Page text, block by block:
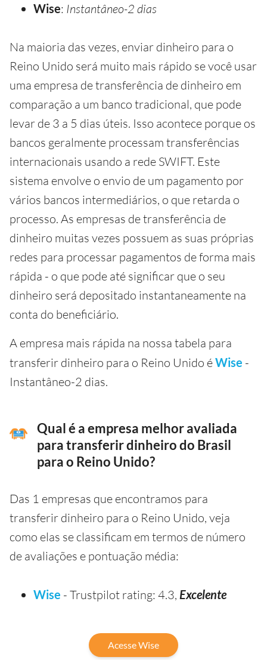
Wise: Instantâneo-2 dias
Na maioria das vezes, enviar dinheiro para o
Reino Unido será muito mais rápido se você usar
uma empresa de transferência de dinheiro em
comparação a um banco tradicional, que pode
levar de 3 a 5 dias úteis. Isso acontece porque os
bancos geralmente processam transferências
internacionais usando a rede SWIFT. Este
sistema envolve o envio de um pagamento por
vários bancos intermediários, o que retarda o
processo. As empresas de transferência de
dinheiro muitas vezes possuem as suas próprias
redes para processar pagamentos de forma mais
rápida - o que pode até significar que o seu
dinheiro será depositado instantaneamente na
conta do beneficiário.
A empresa mais rápida na nossa tabela para
transferir dinheiro para o Reino Unido éWise -
Instantâneo-2 dias.
Qual é a empresa melhor avaliada
para transferir dinheiro do Brasil
para o Reino Unido?
Das 1 empresas que encontramos para
transferir dinheiro para o Reino Unido, veja
como elas se classificam em termos de número
de avaliações e pontuação média:
Wise - Trustpilot rating: 4.3, Excelente
Acesse Wise